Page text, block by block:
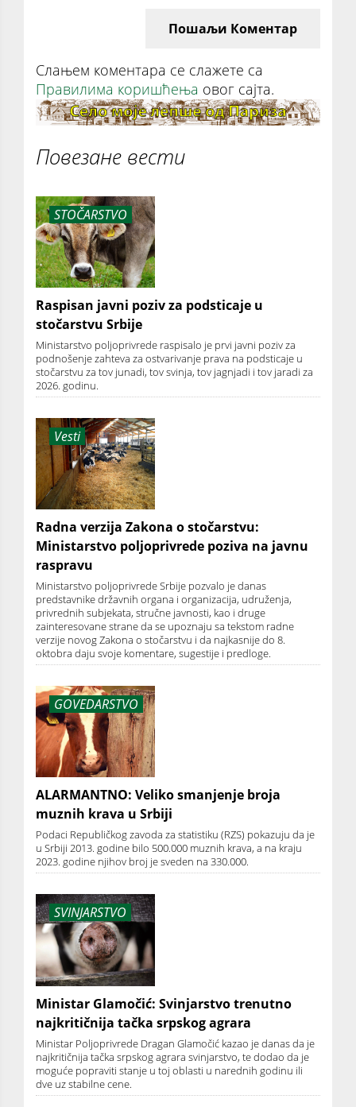
Пошаљи Коментар
Слањем коментара се слажете са
Правилима коришћења овог сајта.
Повезане вести
STOČARSTVO
Raspisan javni poziv za podsticaje u
stočarstvu Srbije
Ministarstvo poljoprivrede raspisalo je prvi javni poziv za
podnošenje zahteva za ostvarivanje prava na podsticaje u
stočarstvu za tov junadi, tov svinja, tov jagnjadi i tov jaradi za
2026. godinu.
Vesti
Radna verzija Zakona o stočarstvu:
Ministarstvo poljoprivrede poziva na javnu
raspravu
Ministarstvo poljoprivrede Srbije pozvalo je danas
predstavnike državnih organa i organizacija, udruženja,
privrednih subjekata, stručne javnosti, kao i druge
zainteresovane strane da se upoznaju sa tekstom radne
verzije novog Zakona o stočarstvu i da najkasnije do 8.
oktobra daju svoje komentare, sugestije i predloge.
GOVEDARSTVO
ALARMANTNO: Veliko smanjenje broja
muznih krava u Srbiji
Podaci Republičkog zavoda za statistiku (RZS) pokazuju da je
u Srbiji 2013. godine bilo 500.000 muznih krava, a na kraju
2023. godine njihov broj je sveden na 330.000.
SVINJARSTVO
Ministar Glamočić: Svinjarstvo trenutno
najkritičnija tačka srpskog agrara
Ministar Poljoprivrede Dragan Glamočić kazao je danas da je
najkritičnija tačka srpskog agrara svinjarstvo, te dodao da je
moguće popraviti stanje u toj oblasti u narednih godinu ili
dve uz stabilne cene.